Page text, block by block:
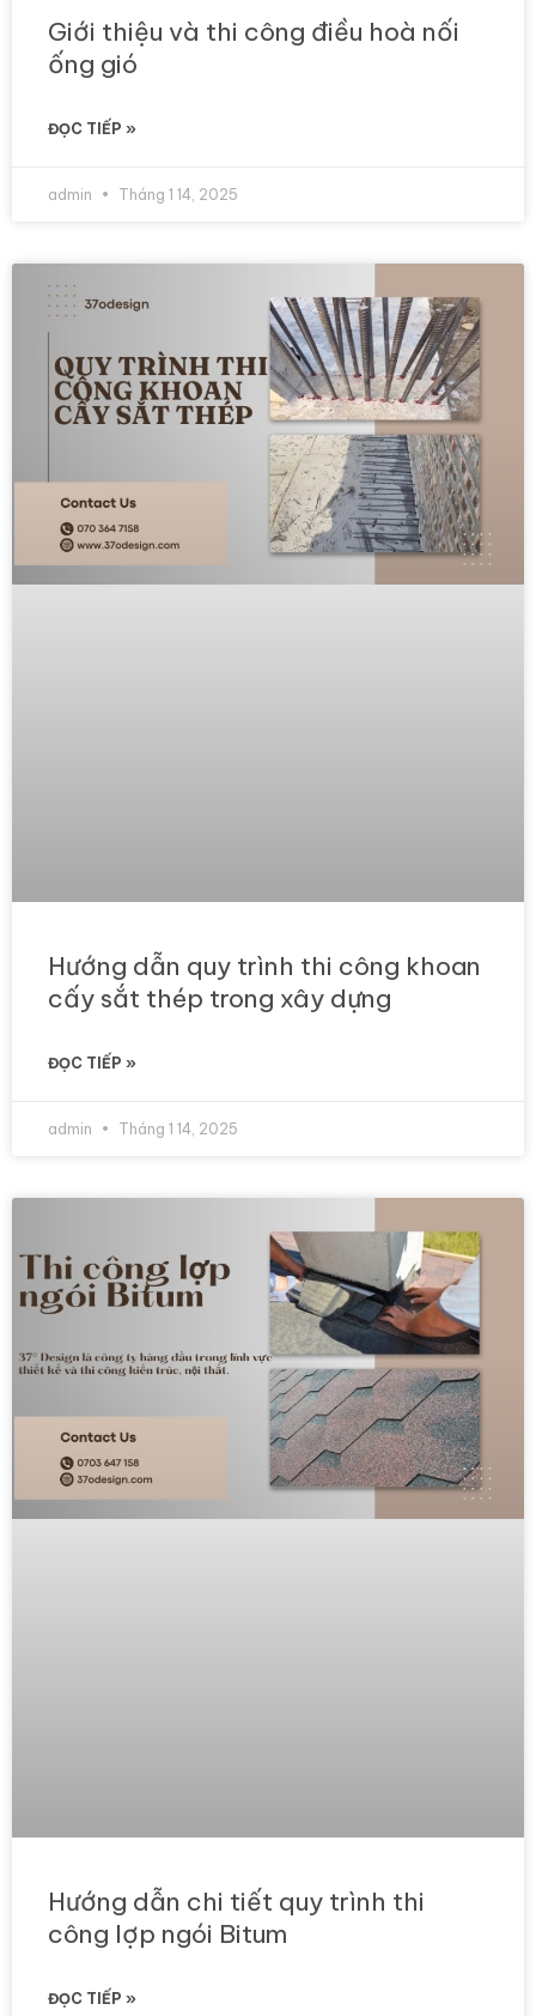
Giới thiệu và thi công điều hoà nối
ống gió
ĐỌC TIẾP »
admin Tháng 1 14, 2025
Hướng dẫn quy trình thi công khoan
cấy sắt thép trong xây dựng
ĐỌC TIẾP »
admin Tháng 1 14, 2025
Hướng dẫn chi tiết quy trình thi
công lợp ngói Bitum
ĐỌC TIẾP »